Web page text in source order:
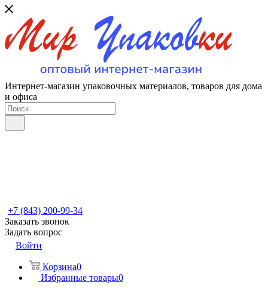
Интернет-магазин упаковочных материалов, товаров для дома
и офиса
+7 (843) 200-99-34
Заказать звонок
Задать вопрос
Войти
Корзина0
Избранные товары0